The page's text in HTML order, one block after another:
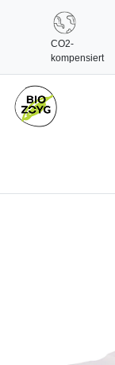
CO2-
kompensiert